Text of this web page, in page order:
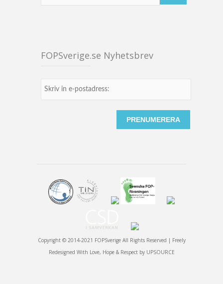
FOPSverige.se Nyhetsbrev
Copyright © 2014-2021 FOPSverige All Rights Reserved | Freely
Redesigned With Love, Hope & Respect by UPSOURCE